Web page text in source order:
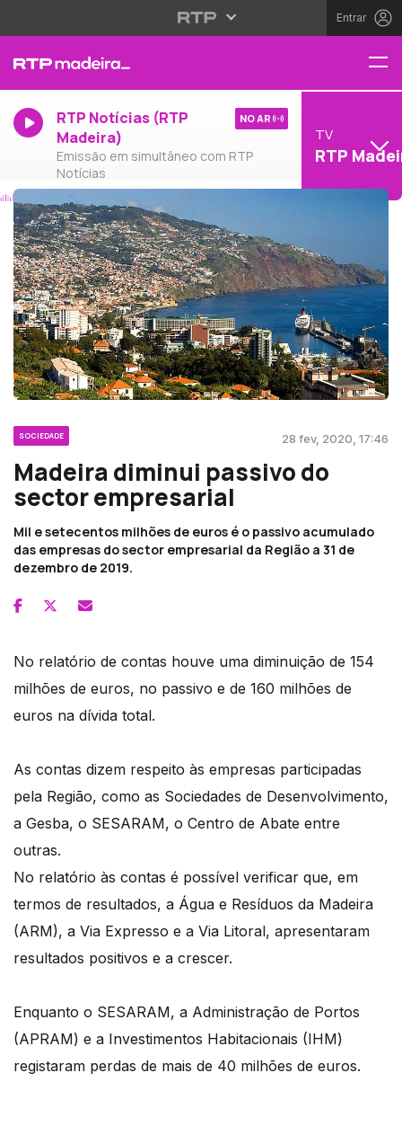
Entrar
RTP Notícias (RTP
Madeira)
Emissão em simultâneo com RTP
Notícias
NO AR
TV
RTP
SOCIEDADE 28 fev, 2020, 17:46
Madeira diminui passivo do
sector empresarial
Mil e setecentos milhões de euros é o passivo acumulado
das empresas do sector empresarial da Região a 31 de
dezembro de 2019.
No relatório de contas houve uma diminuição de 154
milhões de euros, no passivo e de 160 milhões de
euros na dívida total.
As contas dizem respeito às empresas participadas
pela Região, como as Sociedades de Desenvolvimento,
a Gesba, o SESARAM, o Centro de Abate entre
outras.
No relatório às contas é possível verificar que, em
termos de resultados, a Água e Resíduos da Madeira
(ARM), a Via Expresso e a Via Litoral, apresentaram
resultados positivos e a crescer.
Enquanto o SESARAM, a Administração de Portos
(APRAM) e a Investimentos Habitacionais (IHM)
registaram perdas de mais de 40 milhões de euros.